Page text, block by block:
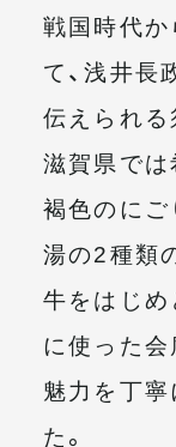
戦国時代
て、浅井長
伝えられる
滋賀県では
褐色のにご
湯の2種類
牛をはじ
に使った
魅力を丁
た。